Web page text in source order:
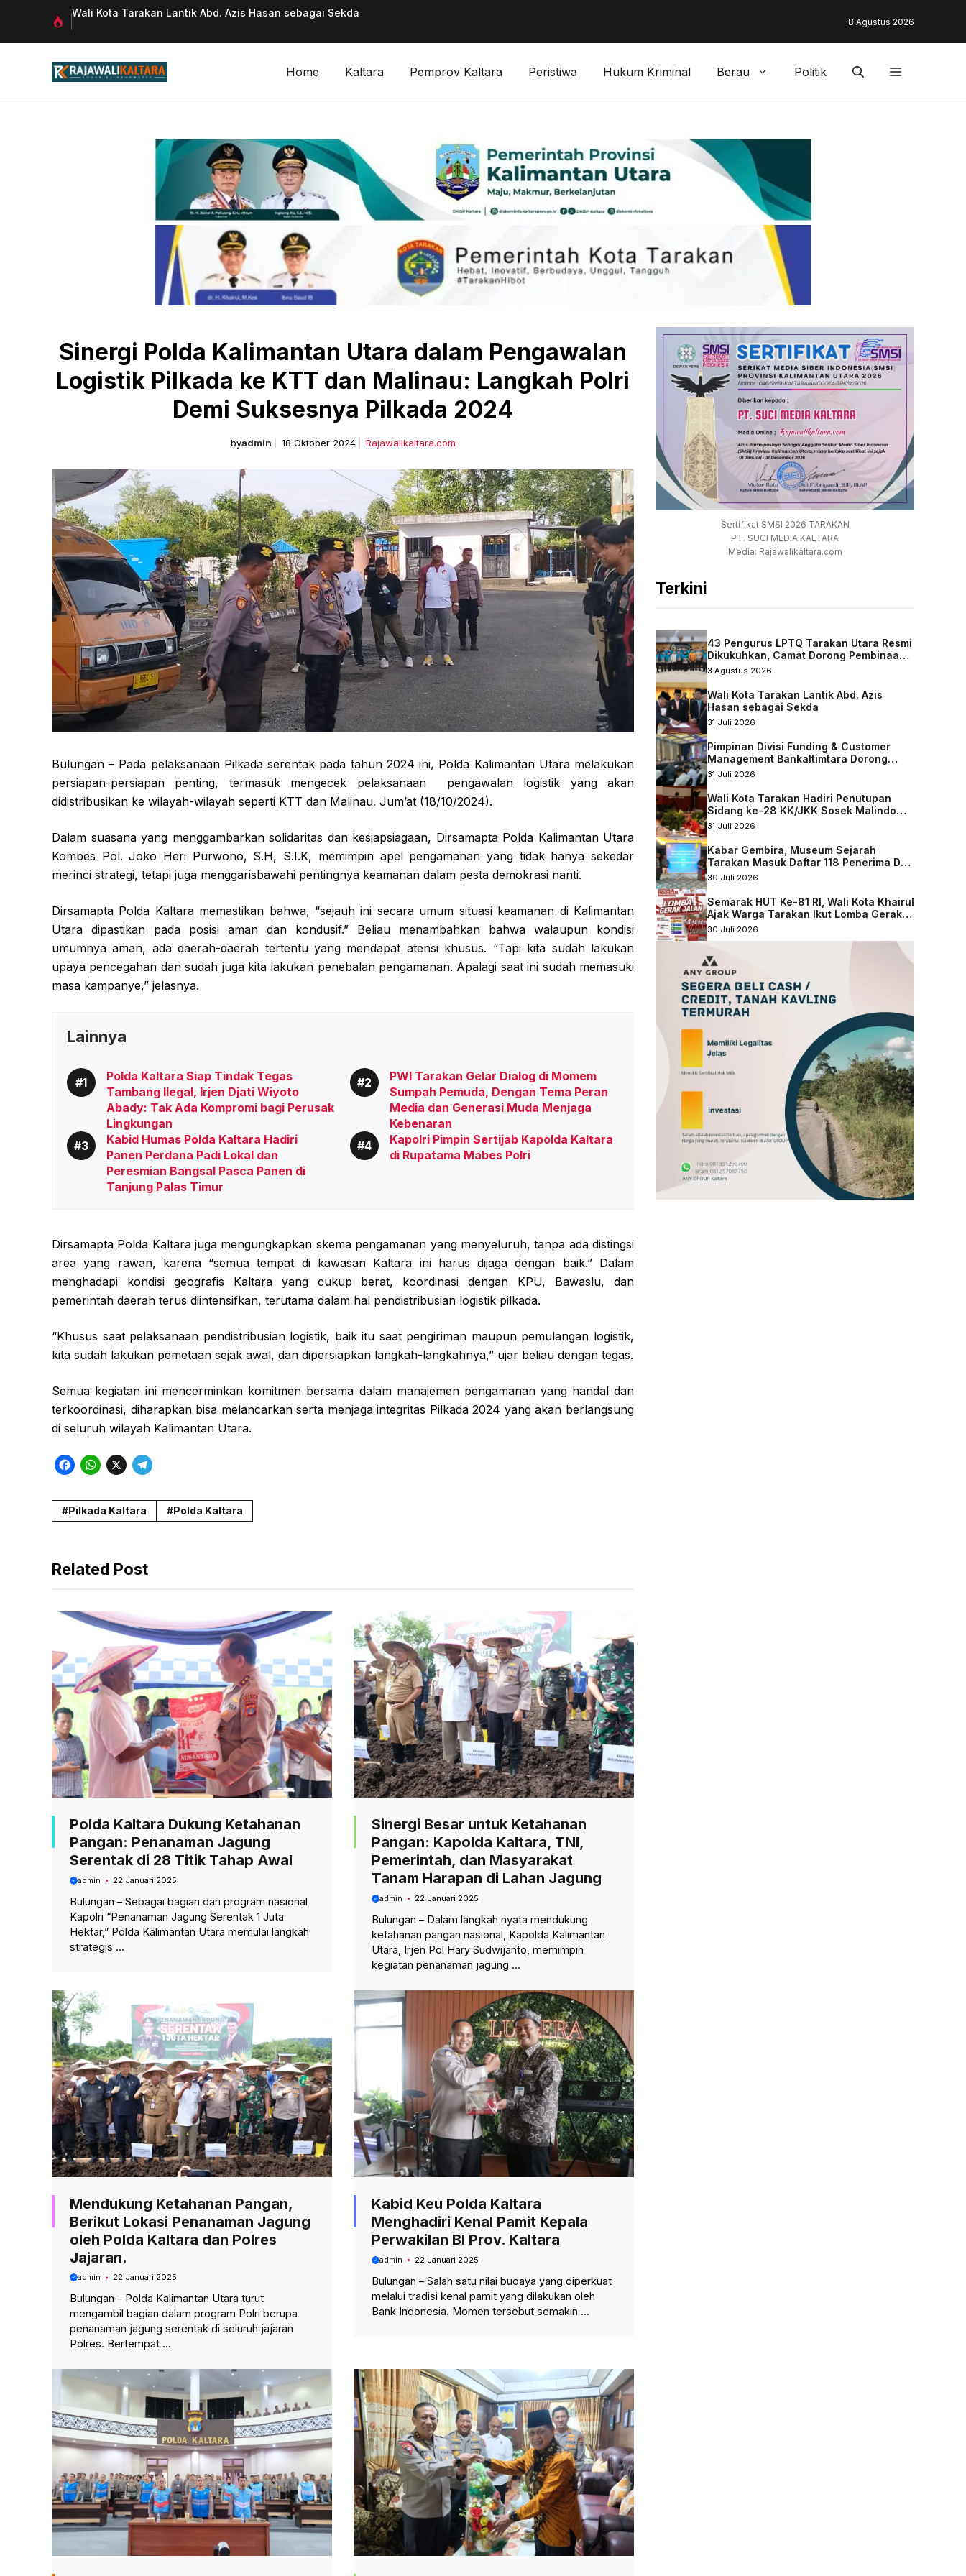
isi
Wali Kota Tarakan Lantik Abd. Azis Hasan sebagai Sekda
8 Agustus 2026
Home Kaltara Pemprov Kaltara Peristiwa Hukum Kriminal Berau Politik
Sinergi Polda Kalimantan Utara dalam Pengawalan
Logistik Pilkada ke KTT dan Malinau: Langkah Polri
Demi Suksesnya Pilkada 2024
byadmin 18 Oktober 2024 Rajawalikaltara.com
Bulungan – Pada pelaksanaan Pilkada serentak pada tahun 2024 ini, Polda Kalimantan Utara melakukan
persiapan-persiapan penting, termasuk mengecek pelaksanaan pengawalan logistik yang akan
didistribusikan ke wilayah-wilayah seperti KTT dan Malinau. Jum’at (18/10/2024).
Dalam suasana yang menggambarkan solidaritas dan kesiapsiagaan, Dirsamapta Polda Kalimantan Utara
Kombes Pol. Joko Heri Purwono, S.H, S.I.K, memimpin apel pengamanan yang tidak hanya sekedar
merinci strategi, tetapi juga menggarisbawahi pentingnya keamanan dalam pesta demokrasi nanti.
Dirsamapta Polda Kaltara memastikan bahwa, “sejauh ini secara umum situasi keamanan di Kalimantan
Utara dipastikan pada posisi aman dan kondusif.” Beliau menambahkan bahwa walaupun kondisi
umumnya aman, ada daerah-daerah tertentu yang mendapat atensi khusus. “Tapi kita sudah lakukan
upaya pencegahan dan sudah juga kita lakukan penebalan pengamanan. Apalagi saat ini sudah memasuki
masa kampanye,” jelasnya.
Lainnya
Polda Kaltara Siap Tindak Tegas
Tambang Ilegal, Irjen Djati Wiyoto
Abady: Tak Ada Kompromi bagi Perusak
Lingkungan
PWI Tarakan Gelar Dialog di Momem
Sumpah Pemuda, Dengan Tema Peran
Media dan Generasi Muda Menjaga
Kebenaran
Kabid Humas Polda Kaltara Hadiri
Panen Perdana Padi Lokal dan
Peresmian Bangsal Pasca Panen di
Tanjung Palas Timur
Kapolri Pimpin Sertijab Kapolda Kaltara
di Rupatama Mabes Polri
Dirsamapta Polda Kaltara juga mengungkapkan skema pengamanan yang menyeluruh, tanpa ada distingsi
area yang rawan, karena “semua tempat di kawasan Kaltara ini harus dijaga dengan baik.” Dalam
menghadapi kondisi geografis Kaltara yang cukup berat, koordinasi dengan KPU, Bawaslu, dan
pemerintah daerah terus diintensifkan, terutama dalam hal pendistribusian logistik pilkada.
“Khusus saat pelaksanaan pendistribusian logistik, baik itu saat pengiriman maupun pemulangan logistik,
kita sudah lakukan pemetaan sejak awal, dan dipersiapkan langkah-langkahnya,” ujar beliau dengan tegas.
Semua kegiatan ini mencerminkan komitmen bersama dalam manajemen pengamanan yang handal dan
terkoordinasi, diharapkan bisa melancarkan serta menjaga integritas Pilkada 2024 yang akan berlangsung
di seluruh wilayah Kalimantan Utara.
F
c
o
k
W
a
A
p
X
T
l
r
Pilkada Kaltara Polda Kaltara
Related Post
Polda Kaltara Dukung Ketahanan
Pangan: Penanaman Jagung
Serentak di 28 Titik Tahap Awal
admin 22 Januari 2025
Bulungan – Sebagai bagian dari program nasional
Kapolri “Penanaman Jagung Serentak 1 Juta
Hektar,” Polda Kalimantan Utara memulai langkah
strategis ...
Sinergi Besar untuk Ketahanan
Pangan: Kapolda Kaltara, TNI,
Pemerintah, dan Masyarakat
Tanam Harapan di Lahan Jagung
admin 22 Januari 2025
Bulungan – Dalam langkah nyata mendukung
ketahanan pangan nasional, Kapolda Kalimantan
Utara, Irjen Pol Hary Sudwijanto, memimpin
kegiatan penanaman jagung ...
Mendukung Ketahanan Pangan,
Berikut Lokasi Penanaman Jagung
oleh Polda Kaltara dan Polres
Jajaran.
admin 22 Januari 2025
Bulungan – Polda Kalimantan Utara turut
mengambil bagian dalam program Polri berupa
penanaman jagung serentak di seluruh jajaran
Polres. Bertempat ...
Kabid Keu Polda Kaltara
Menghadiri Kenal Pamit Kepala
Perwakilan BI Prov. Kaltara
admin 22 Januari 2025
Bulungan – Salah satu nilai budaya yang diperkuat
melalui tradisi kenal pamit yang dilakukan oleh
Bank Indonesia. Momen tersebut semakin ...
Sertifikat SMSI 2026 TARAKAN
PT. SUCI MEDIA KALTARA
Media: Rajawalikaltara.com
Terkini
43 Pengurus LPTQ Tarakan Utara Resmi
Dikukuhkan, Camat Dorong Pembinaan
Qurani Berkelanjutan
3 Agustus 2026
Wali Kota Tarakan Lantik Abd. Azis
Hasan sebagai Sekda
31 Juli 2026
Pimpinan Divisi Funding & Customer
Management Bankaltimtara Dorong
Percepatan Digitalisasi Keuangan di
31 Juli 2026
Wali Kota Tarakan Hadiri Penutupan
Sidang ke-28 KK/JKK Sosek Malindo
Tingkat Kaltara–Sabah
31 Juli 2026
Kabar Gembira, Museum Sejarah
Tarakan Masuk Daftar 118 Penerima DAK
Nonfisik 2027
30 Juli 2026
Semarak HUT Ke-81 RI, Wali Kota Khairul
Ajak Warga Tarakan Ikut Lomba Gerak
Jalan
30 Juli 2026